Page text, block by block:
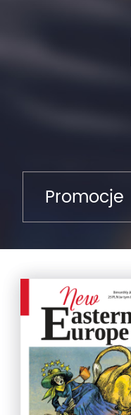
Promocje